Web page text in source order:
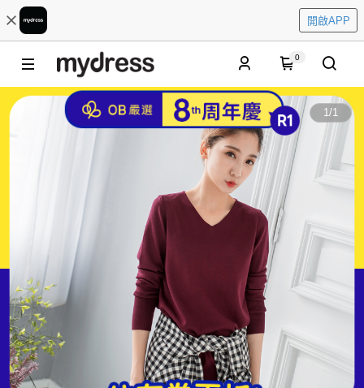
開啟APP
0
1/1